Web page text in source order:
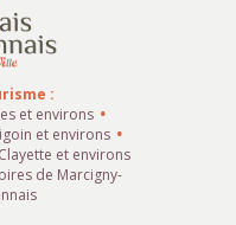
:
et environs
et environs
et environs
de Marcigny-